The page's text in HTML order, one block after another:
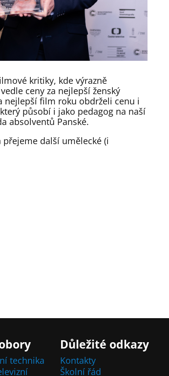
kritiky, kde výrazně
ceny za nejlepší ženský
nejlepší film roku obdrželi cenu i
působí i jako pedagog na naší
absolventů Panské.
další umělecké (i
technika
Důležité odkazy
Kontakty
Školní řád